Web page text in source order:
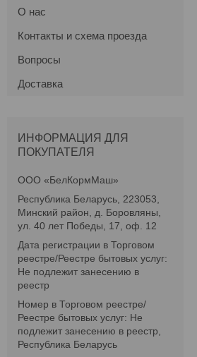
О нас
Контакты и схема проезда
Вопросы
Доставка
ИНФОРМАЦИЯ ДЛЯ
ПОКУПАТЕЛЯ
ООО «БелКормМаш»
Республика Беларусь, 223053,
Минский район, д. Боровляны,
ул. 40 лет Победы, 17, оф. 12
Дата регистрации в Торговом
реестре/Реестре бытовых услуг:
Не подлежит занесению в
реестр
Номер в Торговом реестре/
Реестре бытовых услуг: Не
подлежит занесению в реестр,
Республика Беларусь